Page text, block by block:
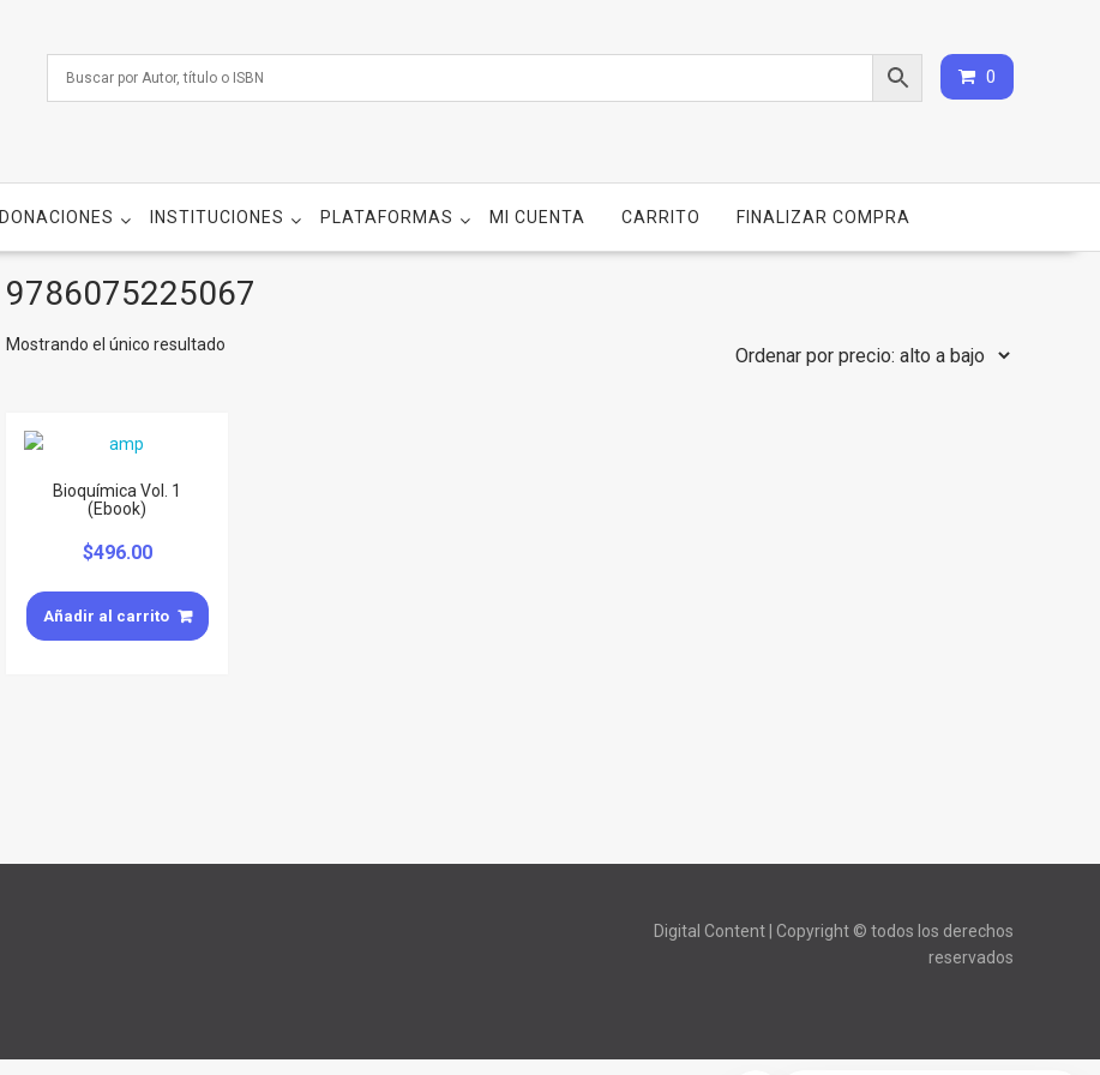
0
DONACIONES INSTITUCIONES PLATAFORMAS MI CUENTA CARRITO FINALIZAR COMPRA
9786075225067
Mostrando el único resultado
Bioquímica Vol. 1
(Ebook)
$496.00
Añadir al carrito
Digital Content | Copyright © todos los derechos
reservados